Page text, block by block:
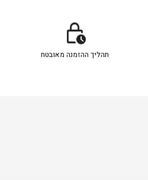
lock_clock
תהליך ההזמנה מאובטח